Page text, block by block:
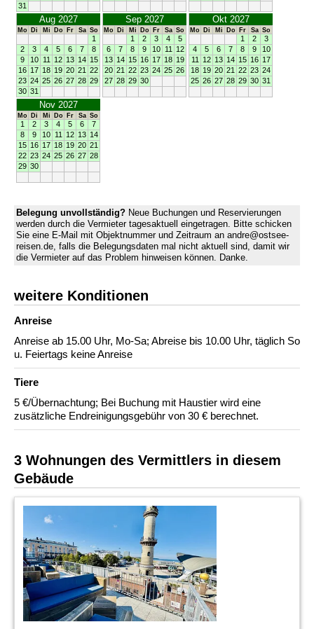
31
Aug 2027
Mo Di Mi Do Fr Sa So
1
2
3 4 5 6 7
8
9
10 11 12 13 14 15
16 17 18 19 20 21 22
23 24 25 26 27 28 29
30 31
Sep 2027
Mo Di Mi Do Fr Sa So
1 2 3 4
5
6
7 8 9 10 11
12
13 14 15 16 17 18 19
20 21 22 23 24 25 26
27 28 29 30
Okt 2027
Mo Di Mi Do Fr Sa So
1 2
3
4
5 6 7 8 9
10
11
12 13 14 15 16 17
18 19 20 21 22 23 24
25 26 27 28 29 30 31
Nov 2027
Mo Di Mi Do Fr Sa So
1 2 3 4 5 6
7
8
9 10 11 12 13 14
15 16 17 18 19 20 21
22 23 24 25 26 27 28
29 30
Belegung unvollständig? Neue Buchungen und Reservierungen
werden durch die Vermieter tagesaktuell eingetragen. Bitte schicken
Sie eine E-Mail mit Objektnummer und Zeitraum an andre@ostsee-
reisen.de, falls die Belegungsdaten mal nicht aktuell sind, damit wir
die Vermieter auf das Problem hinweisen können. Danke.
weitere Konditionen
Anreise
Anreise ab 15.00 Uhr, Mo-Sa; Abreise bis 10.00 Uhr, täglich So
u. Feiertags keine Anreise
Tiere
5 €/Übernachtung; Bei Buchung mit Haustier wird eine
zusätzliche Endreinigungsgebühr von 30 € berechnet.
3 Wohnungen des Vermittlers in diesem
Gebäude